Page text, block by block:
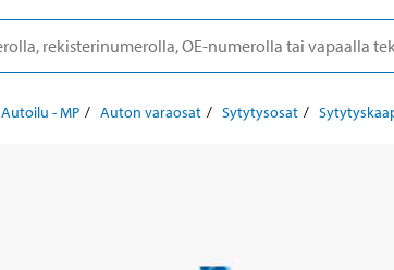
Autoilu - MP Auton varaosat Sytytysosat